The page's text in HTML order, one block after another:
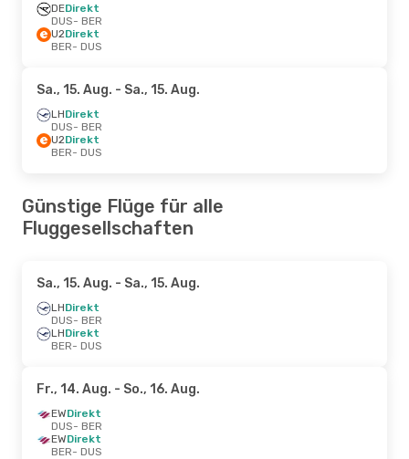
DEDirekt
DUS- BER
U2Direkt
BER- DUS
Sa., 15. Aug. - Sa., 15. Aug.
LHDirekt
DUS- BER
U2Direkt
BER- DUS
Günstige Flüge für alle
Fluggesellschaften
Sa., 15. Aug. - Sa., 15. Aug.
LHDirekt
DUS- BER
LHDirekt
BER- DUS
Fr., 14. Aug. - So., 16. Aug.
EWDirekt
DUS- BER
EWDirekt
BER- DUS